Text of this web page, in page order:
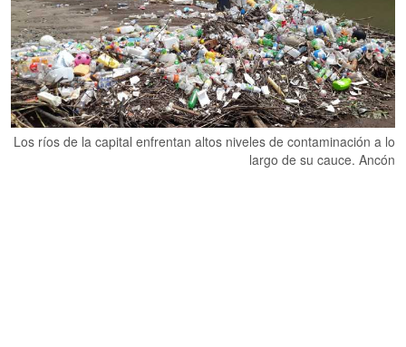
Los ríos de la capital enfrentan altos niveles de contaminación a lo
largo de su cauce. Ancón